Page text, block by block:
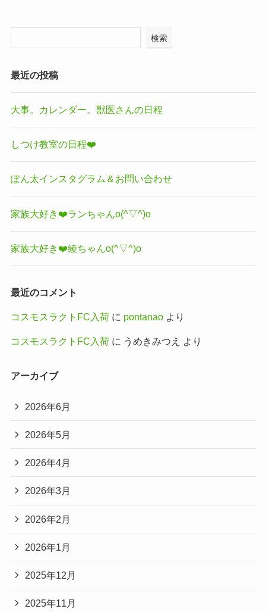
検索
最近の投稿
大事。カレンダー。獣医さんの日程
しつけ教室の日程❤️
ぽん太インスタグラム＆お問い合わせ
家族大好き❤️ランちゃんo(^▽^)o
家族大好き❤️綾ちゃんo(^▽^)o
最近のコメント
コスモスラクトFC入荷に pontanaoより
コスモスラクトFC入荷に うめきみつえ より
アーカイブ
2026年6月
2026年5月
2026年4月
2026年3月
2026年2月
2026年1月
2025年12月
2025年11月